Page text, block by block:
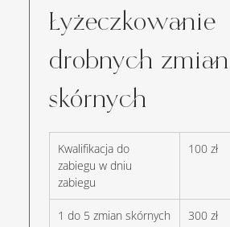
Łyżeczkowanie
drobnych zmian
skórnych
Kwalifikacja do
zabiegu w dniu
zabiegu
100 zł
1 do 5 zmian skórnych 300 zł